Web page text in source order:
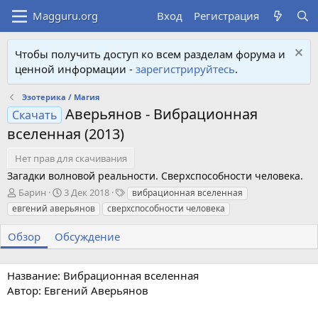
Вход Регистрация
Чтобы получить доступ ко всем разделам форума и
ценной информации - зарегистрируйтесь.
Эзотерика / Магия
Скачать Аверьянов - Вибрационная
вселенная (2013)
Нет прав для скачивания
Загадки волновой реальности. Сверхспособности человека.
А
в
т
о
р
Барин
Д
а
т
а
с
д
а
3 Дек 2018
Т
е
г
вибрационная вселенная
евгений аверьянов
сверхспособности человека
Обзор Обсуждение
Название: Вибрационная вселенная
Автор: Евгений Аверьянов